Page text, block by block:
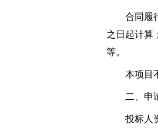
合同履行
之日起计算
等。
本项目不
二、申请
投标人资